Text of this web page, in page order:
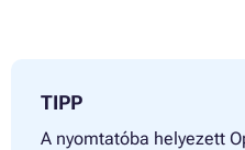
TIPP
A nyomtatóba helyezett